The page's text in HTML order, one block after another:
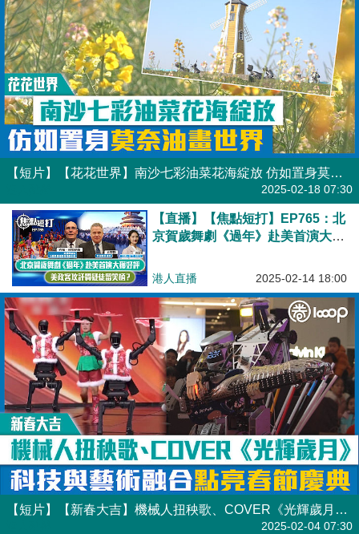
【短片】【花花世界】南沙七彩油菜花海綻放 仿如置身莫奈油畫世界
2025-02-18 07:30
【直播】【焦點短打】EP765：北
京賀歲舞劇《過年》赴美首演大獲
港人直播 2025-02-14 18:00
【短片】【新春大吉】機械人扭秧歌、COVER《光輝歲月》 科技與藝術融合點亮春節慶典
2025-02-04 07:30